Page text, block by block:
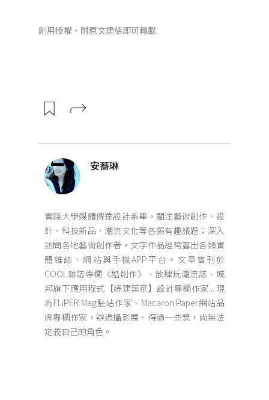
創用授權，附原文連結即可轉載
安蕎琳
實踐大學媒體傳達設計系畢，關注藝術創作、設
計、科技新品、潮流文化等各類有趣議題；深入
訪問各地藝術創作者，文字作品經常露出各類實
體雜誌、網站與手機APP平台。文章曾刊於
COOL雜誌專欄《酷創作》、放肆玩潮流誌、城
邦旗下應用程式【綠建築家】設計專欄作家... 現
為FLiPER Mag駐站作家、Macaron Paper網站品
牌專欄作家，辦過攝影展、得過一些獎，尚無法
定義自己的角色。